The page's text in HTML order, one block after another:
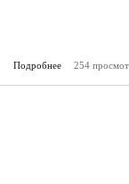
Подробнее
о
254